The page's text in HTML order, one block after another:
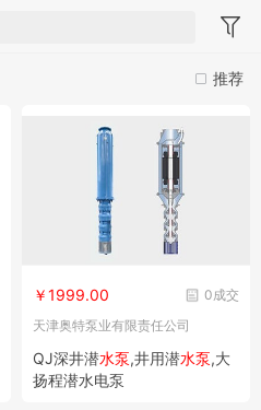
推荐
0成交
￥1999.00
天津奥特泵业有限责任公司
QJ深井潜水泵,井用潜水泵,大
扬程潜水电泵